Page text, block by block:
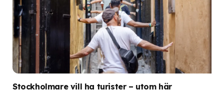
Stockholmare vill ha turister – utom här